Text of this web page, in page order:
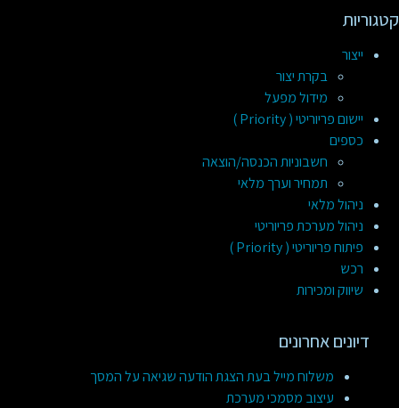
קטגוריות
ייצור
בקרת יצור
מידול מפעל
יישום פריוריטי ( Priority )
כספים
חשבוניות הכנסה/הוצאה
תמחיר וערך מלאי
ניהול מלאי
ניהול מערכת פריוריטי
פיתוח פריוריטי ( Priority )
רכש
שיווק ומכירות
דיונים אחרונים
משלוח מייל בעת הצגת הודעה שגיאה על המסך
עיצוב מסמכי מערכת